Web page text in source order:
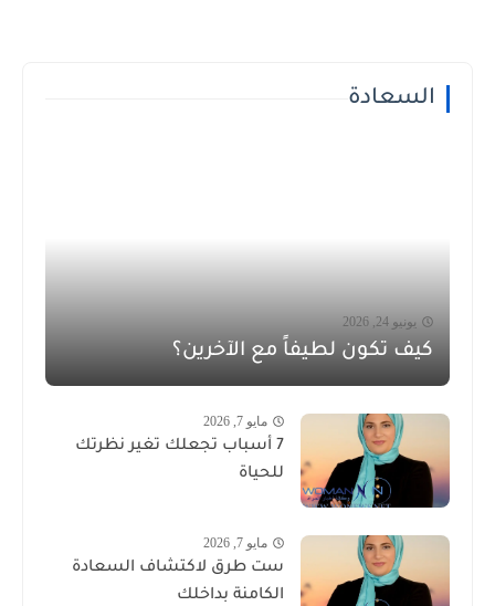
السعادة
يونيو 24, 2026
كيف تكون لطيفاً مع الآخرين؟
مايو 7, 2026
7 أسباب تجعلك تغير نظرتك
للحياة
مايو 7, 2026
ست طرق لاكتشاف السعادة
الكامنة بداخلك